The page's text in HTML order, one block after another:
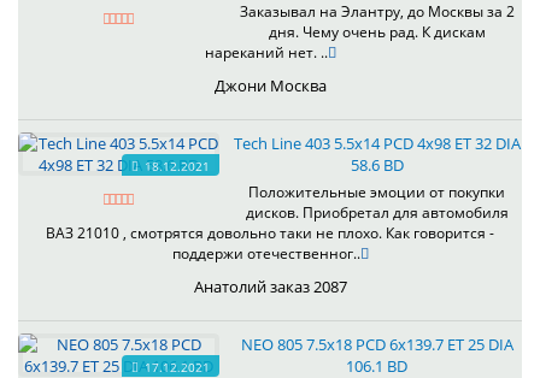
Заказывал на Элантру, до Москвы за 2
дня. Чему очень рад. К дискам
нареканий нет. ..
Джони Москва
18.12.2021
Tech Line 403 5.5x14 PCD 4x98 ET 32 DIA
58.6 BD
Положительные эмоции от покупки
дисков. Приобретал для автомобиля
ВАЗ 21010 , смотрятся довольно таки не плохо. Как говорится -
поддержи отечественног..
Анатолий заказ 2087
17.12.2021
NEO 805 7.5x18 PCD 6x139.7 ET 25 DIA
106.1 BD